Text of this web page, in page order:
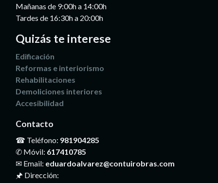
Mañanas de 9:00h a 14:00h
Tardes de 16:30h a 20:00h
Quizás te interese
Edificación
Reformas e interiorismo
Rehabilitaciones
Demoliciones interiores
Accesibilidad
Contacto
☎ Teléfono: 981904285
✆ Móvil: 617410785
✉ Email: eduardoalvarez@contuirobras.com
🖈 Dirección: